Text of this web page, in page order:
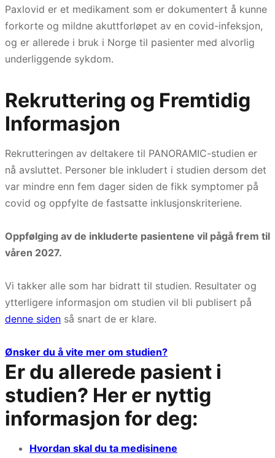
Paxlovid er et medikament som er dokumentert å kunne
forkorte og mildne akuttforløpet av en covid-infeksjon,
og er allerede i bruk i Norge til pasienter med alvorlig
underliggende sykdom.
Rekruttering og Fremtidig
Informasjon
Rekrutteringen av deltakere til PANORAMIC-studien er
nå avsluttet. Personer ble inkludert i studien dersom det
var mindre enn fem dager siden de fikk symptomer på
covid og oppfylte de fastsatte inklusjonskriteriene.
Oppfølging av de inkluderte pasientene vil pågå frem til
våren 2027.
Vi takker alle som har bidratt til studien. Resultater og
ytterligere informasjon om studien vil bli publisert på
denne siden så snart de er klare.
Ønsker du å vite mer om studien?
Er du allerede pasient i
studien? Her er nyttig
informasjon for deg:
Hvordan skal du ta medisinene